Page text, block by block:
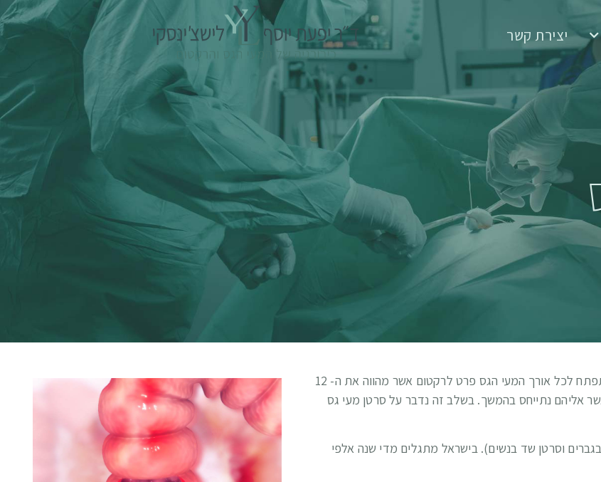
יצירת קשר
סרטן המעי הגס הוא גידול ממאיר המתמפתח במעי הגס והוא יכול להתפתח לכל אורך המעי הגס פרט לרקטום אשר מהווה את ה- 12
אליהם נתייחס בהמשך. בשלב זה נדבר על סרטן מעי גס
וסרטן שד בנשים). בישראל מתגלים מדי שנה אלפי